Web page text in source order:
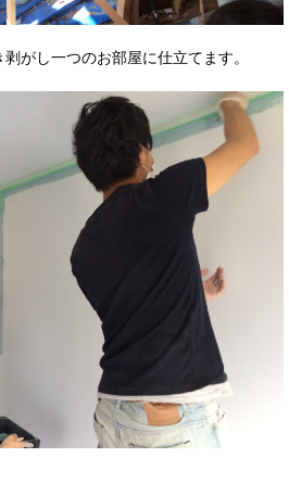
がし一つのお部屋に仕立てます。